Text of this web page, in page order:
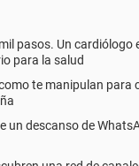
pasos. Un cardiólogo
para la salud
te manipulan para
un descanso de